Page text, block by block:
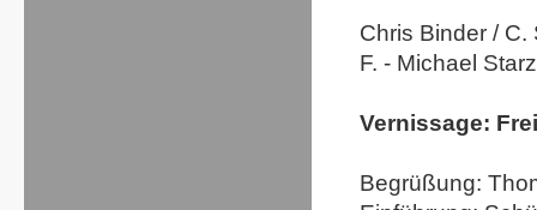
Chris Binder /
F. - Michael
Vernissage:
Begrüßung: